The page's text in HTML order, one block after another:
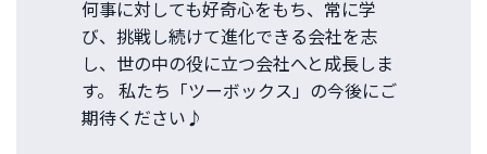
何事に対しても好奇心をもち、常に学
び、挑戦し続けて進化できる会社を志
し、世の中の役に立つ会社へと成長しま
す。 私たち「ツーボックス」の今後にご
期待ください♪